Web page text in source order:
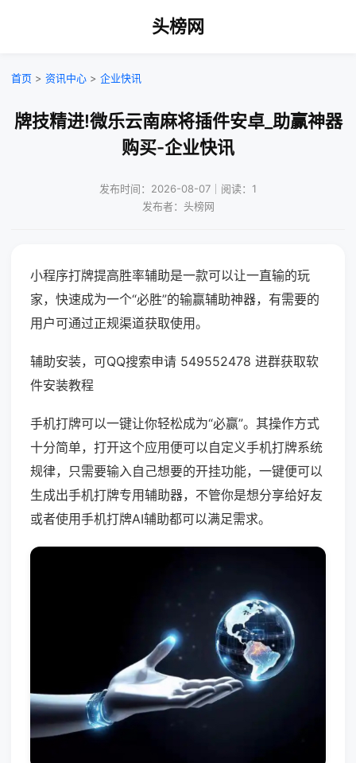
头榜网
首页 > 资讯中心 > 企业快讯
牌技精进!微乐云南麻将插件安卓_助赢神器
购买-企业快讯
发布时间：2026-08-07｜阅读：1
发布者：头榜网
小程序打牌提高胜率辅助是一款可以让一直输的玩
家，快速成为一个“必胜”的输赢辅助神器，有需要的
用户可通过正规渠道获取使用。
辅助安装，可QQ搜索申请 549552478 进群获取软
件安装教程
手机打牌可以一键让你轻松成为“必赢”。其操作方式
十分简单，打开这个应用便可以自定义手机打牌系统
规律，只需要输入自己想要的开挂功能，一键便可以
生成出手机打牌专用辅助器，不管你是想分享给好友
或者使用手机打牌AI辅助都可以满足需求。